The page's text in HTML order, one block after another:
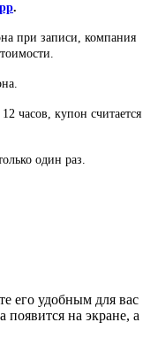
.
при записи, компания
часов, купон считается
один раз.
его удобным для вас
на экране, а